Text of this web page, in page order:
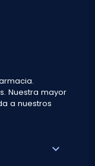
Nuestra mayor
a nuestros
expand_more